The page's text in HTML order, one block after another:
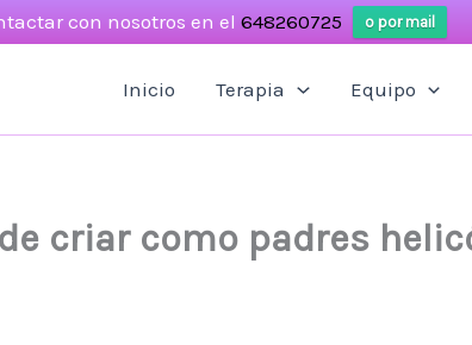
con nosotros en el 648260725 o por mail
Inicio Terapia Equipo
criar como padres